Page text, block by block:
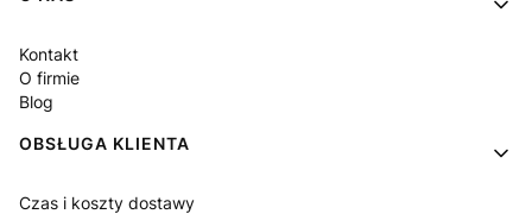
Kontakt
O firmie
Blog
OBSŁUGA KLIENTA
Czas i koszty dostawy